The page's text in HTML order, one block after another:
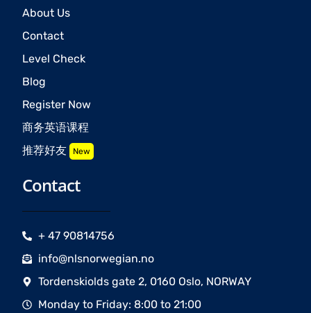
About Us
Contact
Level Check
Blog
Register Now
商务英语课程
推荐好友 New
Contact
+ 47 90814756
info@nlsnorwegian.no
Tordenskiolds gate 2, 0160 Oslo, NORWAY
Monday to Friday: 8:00 to 21:00